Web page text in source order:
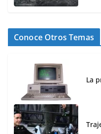
Conoce Otros Temas
La